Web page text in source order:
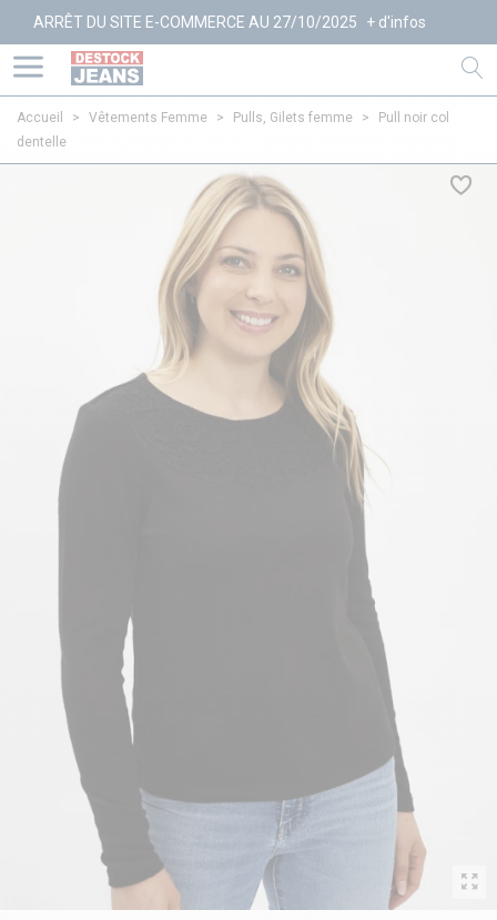
DU SITE E-COMMERCE AU 27/10/2025 + d'infos
Accueil > Vêtements Femme > Pulls, Gilets femme >
Pull noir col
dentelle